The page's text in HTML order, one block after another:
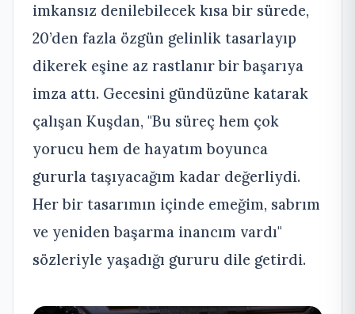
imkansız denilebilecek kısa bir sürede,
20’den fazla özgün gelinlik tasarlayıp
dikerek eşine az rastlanır bir başarıya
imza attı. Gecesini gündüzüne katarak
çalışan Kuşdan, "Bu süreç hem çok
yorucu hem de hayatım boyunca
gururla taşıyacağım kadar değerliydi.
Her bir tasarımın içinde emeğim, sabrım
ve yeniden başarma inancım vardı"
sözleriyle yaşadığı gururu dile getirdi.